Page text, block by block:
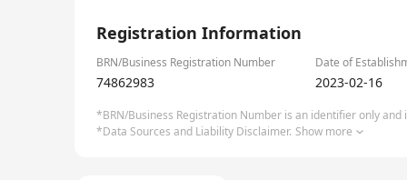
Registration Information
BRN/Business Registration Number Date of
74862983 2023-02-16
*BRN/Business Registration Number is an identifier only and
*Data Sources and Liability Disclaimer. Show more